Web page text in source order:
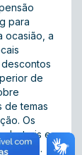
para
ocasião, a
de
de temas
Os
e